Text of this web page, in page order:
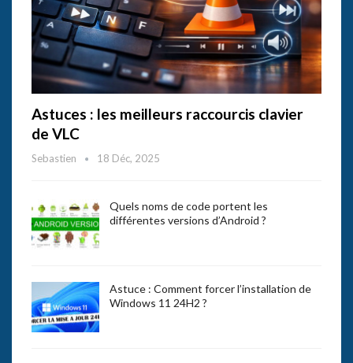
Astuces : les meilleurs raccourcis clavier
de VLC
Sebastien 18 Déc, 2025
Quels noms de code portent les
différentes versions d’Android ?
Astuce : Comment forcer l’installation de
Windows 11 24H2 ?